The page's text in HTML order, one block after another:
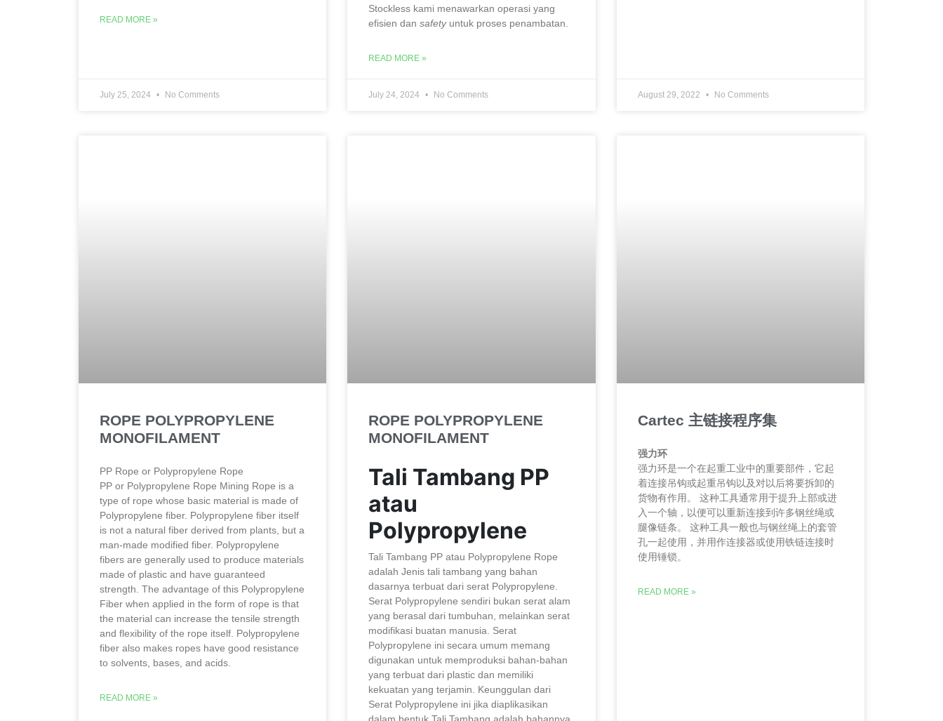
READ MORE »
July 25, 2024 No Comments
Stockless kami menawarkan operasi yang
efisien dansafetyuntuk proses penambatan.
READ MORE »
July 24, 2024 No Comments August 29, 2022 No Comments
ROPE POLYPROPYLENE
MONOFILAMENT
PP Rope or Polypropylene Rope
PP or Polypropylene Rope Mining Rope is a
type of rope whose basic material is made of
Polypropylene fiber. Polypropylene fiber itself
is not a natural fiber derived from plants, but a
man-made modified fiber. Polypropylene
fibers are generally used to produce materials
made of plastic and have guaranteed
strength. The advantage of this Polypropylene
Fiber when applied in the form of rope is that
the material can increase the tensile strength
and flexibility of the rope itself. Polypropylene
fiber also makes ropes have good resistance
to solvents, bases, and acids.
READ MORE »
ROPE POLYPROPYLENE
MONOFILAMENT
Tali Tambang PP
atau
Polypropylene
Tali Tambang PP atau Polypropylene Rope
adalah Jenis tali tambang yang bahan
dasarnya terbuat dari serat Polypropylene.
Serat Polypropylene sendiri bukan serat alam
yang berasal dari tumbuhan, melainkan serat
modifikasi buatan manusia. Serat
Polypropylene ini secara umum memang
digunakan untuk memproduksi bahan-bahan
yang terbuat dari plastic dan memiliki
kekuatan yang terjamin. Keunggulan dari
Serat Polypropylene ini jika diaplikasikan
Cartec 主链接程序集
强力环
强力环是一个在起重工业中的重要部件，它起
着连接吊钩或起重吊钩以及对以后将要拆卸的
货物有作用。 这种工具通常用于提升上部或进
入一个轴，以便可以重新连接到许多钢丝绳或
腿像链条。 这种工具一般也与钢丝绳上的套管
孔一起使用，并用作连接器或使用铁链连接时
使用锤锁。
READ MORE »